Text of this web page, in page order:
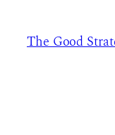
tartalomhoz
The Good